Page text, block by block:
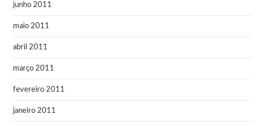
junho 2011
maio 2011
abril 2011
março 2011
fevereiro 2011
janeiro 2011